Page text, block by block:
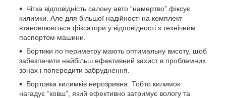
Чітка відповідність салону авто “намертво” фіксує
килимки. Але для більшої надійності на комплект
втановлюються фіксатори у відповідності з технічним
паспортом машини.
Бортики по периметру мають оптимальну висоту, щоб
забезпечити найбільш ефективний захист в проблемних
зонах і попередити забруднення.
Бортовка килимків нерозривна. Тобто килимок
нагадує “ковш”, який ефективно затримує вологу та